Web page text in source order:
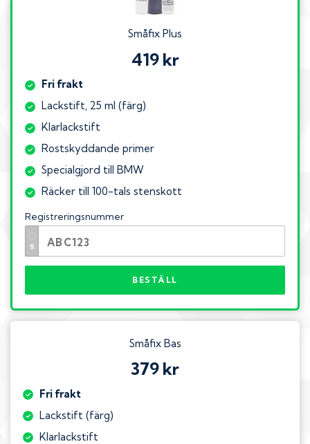
Småfix Plus
419 kr
Fri frakt
Lackstift, 25 ml (färg)
Klarlackstift
Rostskyddande primer
Specialgjord till BMW
Räcker till 100-tals stenskott
Registreringsnummer
BESTÄLL
Småfix Bas
379 kr
Fri frakt
Lackstift (färg)
Klarlackstift